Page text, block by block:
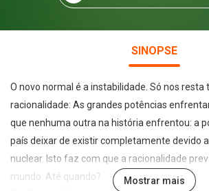
SINOPSE
O novo normal é a instabilidade. Só nos resta
racionalidade: As grandes potências
que nenhuma outra na história enfrentou: a
país deixar de existir completamente devido
nuclear. Isto faz com que a racionalidade
mundo. Até quando?
Mostrar mais